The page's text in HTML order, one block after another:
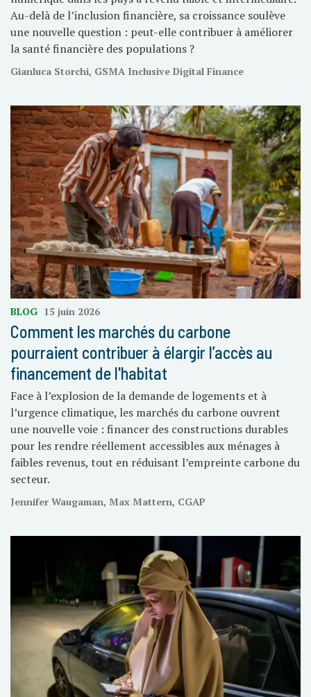
Au-delà de l’inclusion financière, sa croissance soulève
une nouvelle question : peut-elle contribuer à améliorer
la santé financière des populations ?
Gianluca Storchi, GSMA Inclusive Digital Finance
BLOG 15 juin 2026
Comment les marchés du carbone
pourraient contribuer à élargir l’accès au
financement de l'habitat
Face à l’explosion de la demande de logements et à
l’urgence climatique, les marchés du carbone ouvrent
une nouvelle voie : financer des constructions durables
pour les rendre réellement accessibles aux ménages à
faibles revenus, tout en réduisant l’empreinte carbone du
secteur.
Jennifer Waugaman, Max Mattern, CGAP